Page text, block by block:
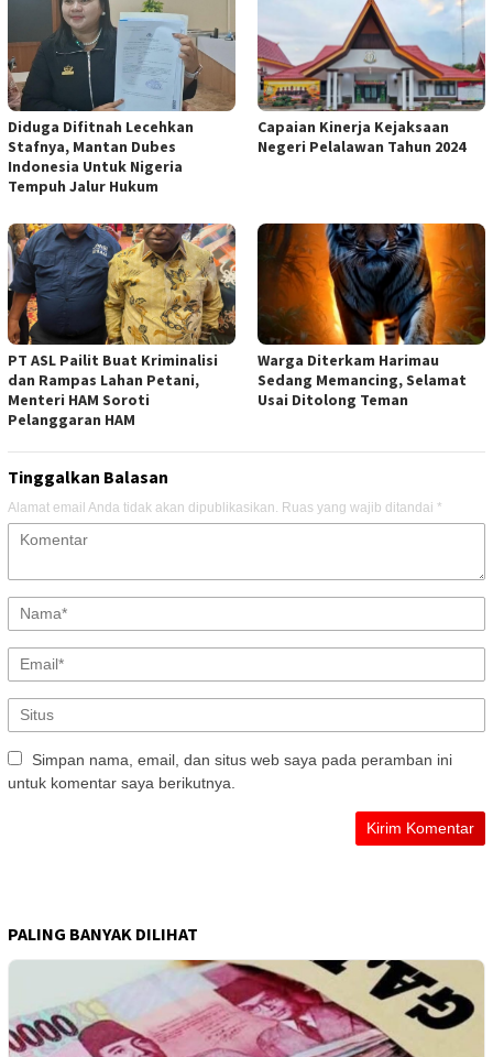
Diduga Difitnah Lecehkan
Stafnya, Mantan Dubes
Indonesia Untuk Nigeria
Tempuh Jalur Hukum
Capaian Kinerja Kejaksaan
Negeri Pelalawan Tahun 2024
PT ASL Pailit Buat Kriminalisi
dan Rampas Lahan Petani,
Menteri HAM Soroti
Pelanggaran HAM
Warga Diterkam Harimau
Sedang Memancing, Selamat
Usai Ditolong Teman
Tinggalkan Balasan
Alamat email Anda tidak akan dipublikasikan. Ruas yang wajib ditandai *
Simpan nama, email, dan situs web saya pada peramban ini
untuk komentar saya berikutnya.
PALING BANYAK DILIHAT